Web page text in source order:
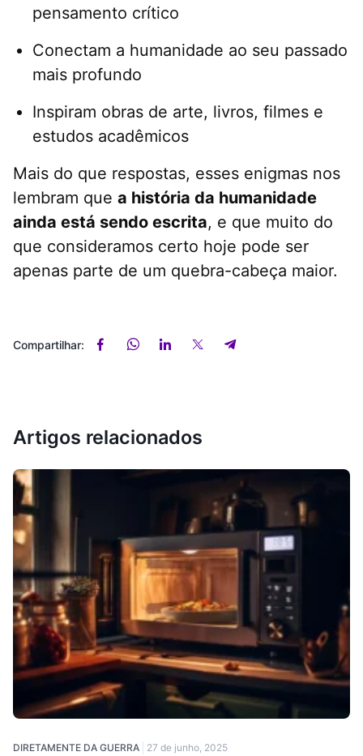
pensamento crítico
Conectam a humanidade ao seu passado
mais profundo
Inspiram obras de arte, livros, filmes e
estudos acadêmicos
Mais do que respostas, esses enigmas nos
lembram que a história da humanidade
ainda está sendo escrita, e que muito do
que consideramos certo hoje pode ser
apenas parte de um quebra-cabeça maior.
Compartilhar:
Artigos relacionados
DIRETAMENTE DA GUERRA 27 de junho, 2025